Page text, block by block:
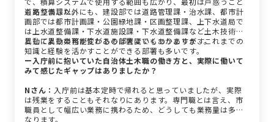
もありました。
道路整備課以外にも、建設部では道路管理課・治水課、都市計
画部では都市計画課・公園緑地課・区画整理課、上下水道局で
は上水道整備課・下水道施設課・下水道整備課など土木技術職
として異動の可能性がある部署はいくつかあります。
異動により業務が変わるのは大変でもありますが、これまでの
知識と経験を活かすことができる部署も多いです。
ー入庁前に抱いていた自治体土木職の働き方と、実際に働いて
みて感じたギャップはありましたか？
Nさん： 入庁前は基本定時で帰れると思っていましたが、実際
は残業をすることもそれなりにあります。専門職とは言え、市
職員として幅広い業務に携わるため、どうしても業務量は多く
なります。